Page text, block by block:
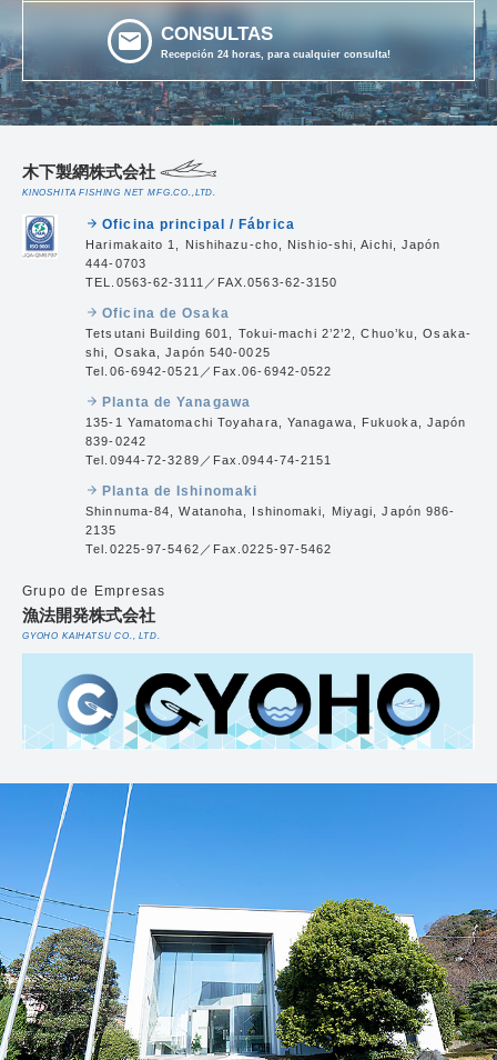
email CONSULTAS
Recepción 24 horas, para cualquier consulta!
木下製網株式会社
KINOSHITA FISHING NET MFG.CO.,LTD.
arrow_forward Oficina principal / Fábrica
Harimakaito 1, Nishihazu-cho, Nishio-shi, Aichi, Japón
444-0703
TEL.0563-62-3111／FAX.0563-62-3150
arrow_forward Oficina de Osaka
Tetsutani Building 601, Tokui-machi 2’2’2, Chuo’ku, Osaka-
shi, Osaka, Japón 540-0025
Tel.06-6942-0521／Fax.06-6942-0522
arrow_forward Planta de Yanagawa
135-1 Yamatomachi Toyahara, Yanagawa, Fukuoka, Japón
839-0242
Tel.0944-72-3289／Fax.0944-74-2151
arrow_forward Planta de Ishinomaki
Shinnuma-84, Watanoha, Ishinomaki, Miyagi, Japón 986-
2135
Tel.0225-97-5462／Fax.0225-97-5462
Grupo de Empresas
漁法開発株式会社
GYOHO KAIHATSU CO., LTD.